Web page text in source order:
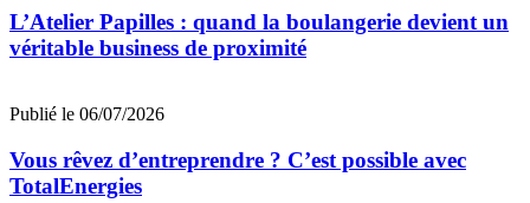
L’Atelier Papilles : quand la boulangerie devient un
véritable business de proximité
Publié le 06/07/2026
Vous rêvez d’entreprendre ? C’est possible avec
TotalEnergies